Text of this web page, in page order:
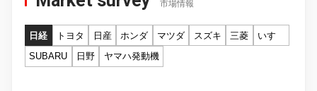
市場情報
日経 トヨタ 日産 ホンダ マツダ スズキ 三菱
いすゞ
SUBARU
日野 ヤマハ発動機